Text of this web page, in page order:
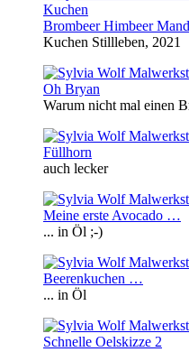
Brombeer Himbeer
Kuchen Stillleben, 2021
Oh Bryan
Warum nicht mal einen
Füllhorn
auch lecker
Meine erste Avocado …
... in Öl ;-)
Beerenkuchen …
... in Öl
Schnelle Oelskizze 2